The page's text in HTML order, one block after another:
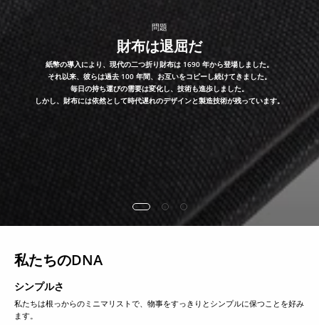
問題
財布は退屈だ
紙幣の導入により、現代の二つ折り財布は 1690 年から登場しました。
それ以来、彼らは過去 100 年間、お互いをコピーし続けてきました。
毎日の持ち運びの需要は変化し、技術も進歩しました。
しかし、財布には依然として時代遅れのデザインと製造技術が残っています。
私たちのDNA
シンプルさ
私たちは根っからのミニマリストで、物事をすっきりとシンプルに保つことを好み
ます。